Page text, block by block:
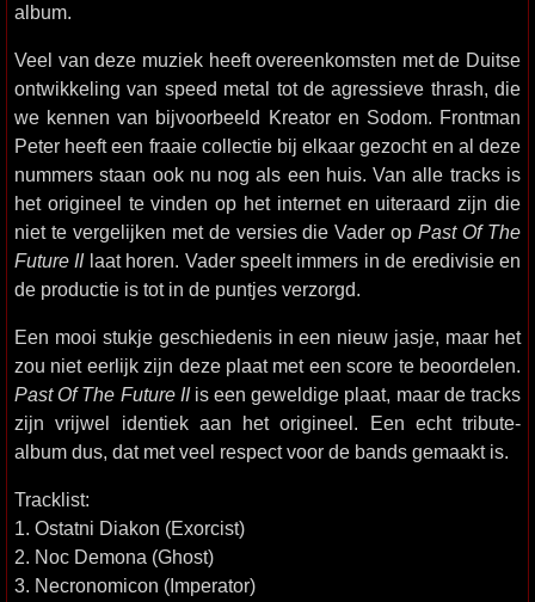
album.
Veel van deze muziek heeft overeenkomsten met de Duitse
ontwikkeling van speed metal tot de agressieve thrash, die
we kennen van bijvoorbeeld Kreator en Sodom. Frontman
Peter heeft een fraaie collectie bij elkaar gezocht en al deze
nummers staan ook nu nog als een huis. Van alle tracks is
het origineel te vinden op het internet en uiteraard zijn die
niet te vergelijken met de versies die Vader opPast Of The
Future IIlaat horen. Vader speelt immers in de eredivisie en
de productie is tot in de puntjes verzorgd.
Een mooi stukje geschiedenis in een nieuw jasje, maar het
zou niet eerlijk zijn deze plaat met een score te beoordelen.
Past Of The Future IIis een geweldige plaat, maar de tracks
zijn vrijwel identiek aan het origineel. Een echt tribute-
album dus, dat met veel respect voor de bands gemaakt is.
Tracklist:
1. Ostatni Diakon (Exorcist)
2. Noc Demona (Ghost)
3. Necronomicon (Imperator)